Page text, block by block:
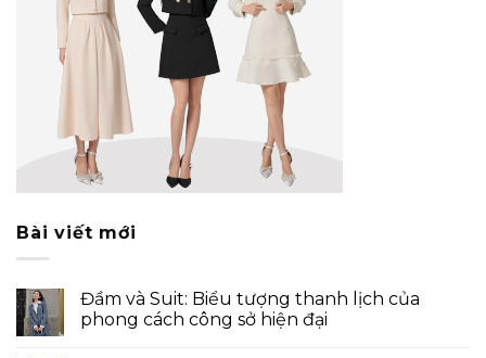
Bài viết mới
Đầm và Suit: Biểu tượng thanh lịch của
phong cách công sở hiện đại